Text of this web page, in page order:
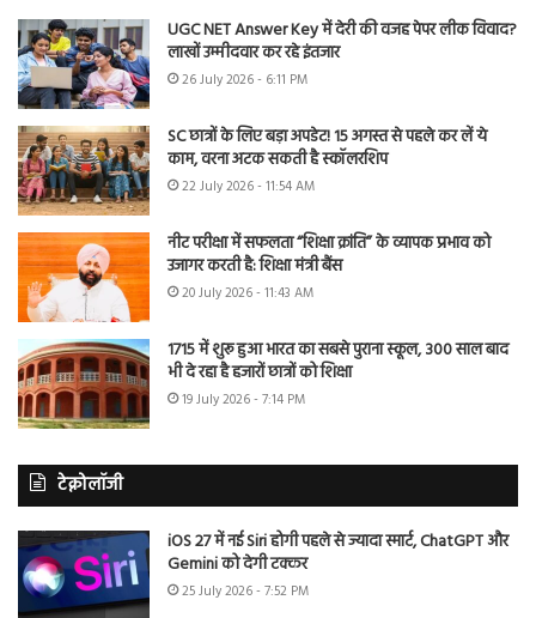
UGC NET Answer Key में देरी की वजह पेपर लीक विवाद?
लाखों उम्मीदवार कर रहे इंतजार
26 July 2026 - 6:11 PM
SC छात्रों के लिए बड़ा अपडेट! 15 अगस्त से पहले कर लें ये
काम, वरना अटक सकती है स्कॉलरशिप
22 July 2026 - 11:54 AM
नीट परीक्षा में सफलता “शिक्षा क्रांति” के व्यापक प्रभाव को
उजागर करती है: शिक्षा मंत्री बैंस
20 July 2026 - 11:43 AM
1715 में शुरू हुआ भारत का सबसे पुराना स्कूल, 300 साल बाद
भी दे रहा है हजारों छात्रों को शिक्षा
19 July 2026 - 7:14 PM
टेक्नोलॉजी
iOS 27 में नई Siri होगी पहले से ज्यादा स्मार्ट, ChatGPT और
Gemini को देगी टक्कर
25 July 2026 - 7:52 PM